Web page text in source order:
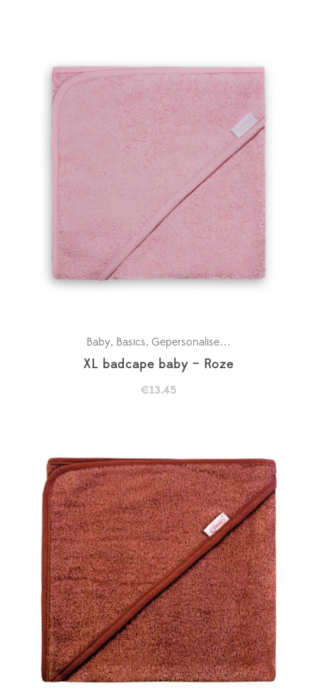
Baby, Basics, Gepersonaliseerde badcapes
XL badcape baby – Roze
€13.45